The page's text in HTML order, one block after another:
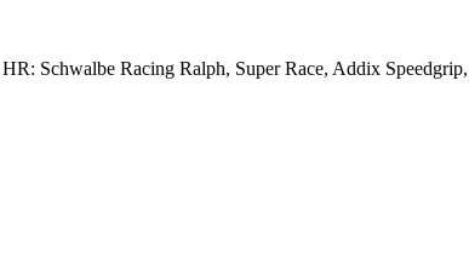
Schwalbe Racing Ralph, Super Race, Addix